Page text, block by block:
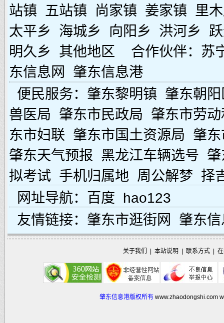
站镇
五站镇 尚家镇 姜家镇
里
太平乡
海城乡 向阳乡 洪河乡
明久乡
其他地区 合作伙伴： 苏
东信息网
肇东信息港
便民服务： 肇东黎明镇 肇东朝
兽医局 肇东市民政局 肇东市劳
东市妇联 肇东市国土资源局 肇
肇东天气预报 黑龙江车辆选号
拟考试 手机归属地 周公解梦 择
网址导航： 百度 hao123
友情链接： 肇东市逛街网 肇东
关于我们 本站说明 联系方式|
肇东信息港版权所有 www.zhaodongshi.com